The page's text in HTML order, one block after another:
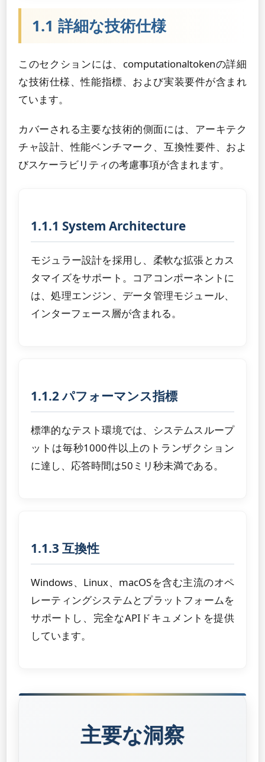
1.1 詳細な技術仕様
このセクションには、computationaltokenの詳細
な技術仕様、性能指標、および実装要件が含まれ
ています。
カバーされる主要な技術的側面には、アーキテク
チャ設計、性能ベンチマーク、互換性要件、およ
びスケーラビリティの考慮事項が含まれます。
1.1.1 System Architecture
モジュラー設計を採用し、柔軟な拡張とカス
タマイズをサポート。コアコンポーネントに
は、処理エンジン、データ管理モジュール、
インターフェース層が含まれる。
1.1.2 パフォーマンス指標
標準的なテスト環境では、システムスループ
ットは毎秒1000件以上のトランザクション
に達し、応答時間は50ミリ秒未満である。
1.1.3 互換性
Windows、Linux、macOSを含む主流のオペ
レーティングシステムとプラットフォームを
サポートし、完全なAPIドキュメントを提供
しています。
主要な洞察